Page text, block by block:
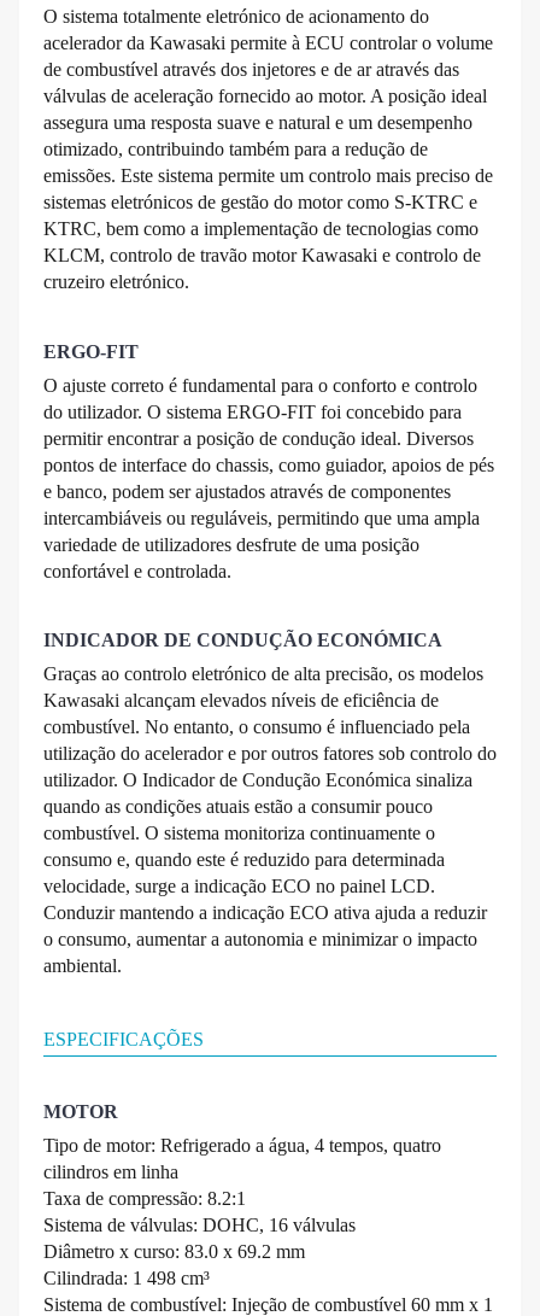
O sistema totalmente eletrónico de acionamento do
acelerador da Kawasaki permite à ECU controlar o volume
de combustível através dos injetores e de ar através das
válvulas de aceleração fornecido ao motor. A posição ideal
assegura uma resposta suave e natural e um desempenho
otimizado, contribuindo também para a redução de
emissões. Este sistema permite um controlo mais preciso de
sistemas eletrónicos de gestão do motor como S-KTRC e
KTRC, bem como a implementação de tecnologias como
KLCM, controlo de travão motor Kawasaki e controlo de
cruzeiro eletrónico.
ERGO-FIT
O ajuste correto é fundamental para o conforto e controlo
do utilizador. O sistema ERGO-FIT foi concebido para
permitir encontrar a posição de condução ideal. Diversos
pontos de interface do chassis, como guiador, apoios de pés
e banco, podem ser ajustados através de componentes
intercambiáveis ou reguláveis, permitindo que uma ampla
variedade de utilizadores desfrute de uma posição
confortável e controlada.
INDICADOR DE CONDUÇÃO ECONÓMICA
Graças ao controlo eletrónico de alta precisão, os modelos
Kawasaki alcançam elevados níveis de eficiência de
combustível. No entanto, o consumo é influenciado pela
utilização do acelerador e por outros fatores sob controlo do
utilizador. O Indicador de Condução Económica sinaliza
quando as condições atuais estão a consumir pouco
combustível. O sistema monitoriza continuamente o
consumo e, quando este é reduzido para determinada
velocidade, surge a indicação ECO no painel LCD.
Conduzir mantendo a indicação ECO ativa ajuda a reduzir
o consumo, aumentar a autonomia e minimizar o impacto
ambiental.
ESPECIFICAÇÕES
MOTOR
Tipo de motor: Refrigerado a água, 4 tempos, quatro
cilindros em linha
Taxa de compressão: 8.2:1
Sistema de válvulas: DOHC, 16 válvulas
Diâmetro x curso: 83.0 x 69.2 mm
Cilindrada: 1 498 cm³
Sistema de combustível: Injeção de combustível 60 mm x 1